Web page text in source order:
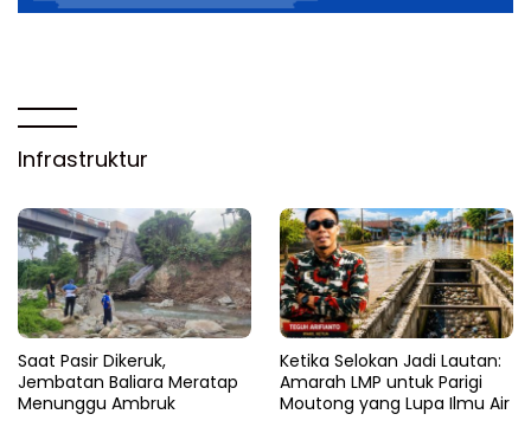
Infrastruktur
Saat Pasir Dikeruk,
Jembatan Baliara Meratap
Menunggu Ambruk
Ketika Selokan Jadi Lautan:
Amarah LMP untuk Parigi
Moutong yang Lupa Ilmu Air